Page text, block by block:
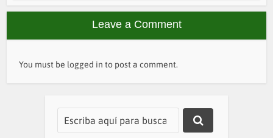
Leave a Comment
You must be logged in to post a comment.